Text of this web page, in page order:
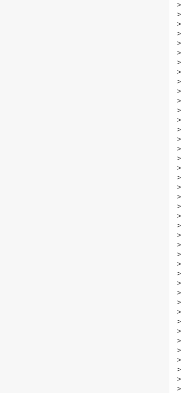
>
>
>
>
>
>
>
>
>
>
>
>
>
>
>
>
>
>
>
>
>
>
>
>
>
>
>
>
>
>
>
>
>
>
>
>
>
>
>
>
>